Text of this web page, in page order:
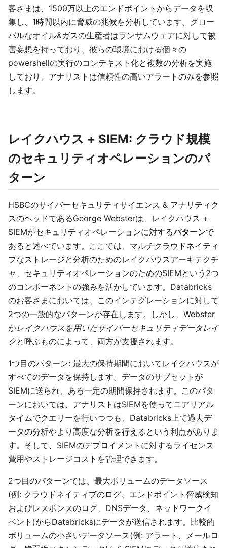
客さまは、1500万以上のエンドポイントからデータを収
集し、1時間以内に脅威の兆候を分析しています。グロー
バルなオイル&ガスの生産者はランサムウェアに対して被
害妄想を持っており、彼らの環境における個々の
powershellの実行のコンテキスト化と複数の分析を実施
しており、アナリストは信頼性の高いアラートのみを参照
します。
レイクハウス + SIEM: クラウド規模
のセキュリティオペレーションのパ
ターン
HSBCのサイバーセキュリティサイエンス & アナリティク
スのヘッドであるGeorge Websterは、レイクハウス +
SIEMがセキュリティオペレーションに対するパターンで
あると述べています。ここでは、マルチクラウドネイティ
ブなストレージと分析のためのレイクハウスアーキテクチ
ャ、セキュリティオペレーションのためのSIEMという2つ
のコンポーネントの強みを活かしています。Databricks
のお客さまにおいては、このインテグレーションに対して
2つの一般的なパターンが存在します。しかし、Webster
がレイクハウスを用いたサイバーセキュリティデータレイ
クと呼ぶものによって、両方が支援されます。
1つ目のパターン: 最大の保持期間においてレイクハウスが
すべてのデータを保持します。データのサブセットが
SIEMに送られ、ある一定の期間保持されます。このパタ
ーンにおいては、アナリストはSIEMを使ってニアリアル
タイムでクエリーを行いつつも、Databricks上で過去デ
ータの分析やより高度な分析を行えるという利点がありま
す。そして、SIEMのデプロイメントに対するライセンス
費用やストレージコストを管理できます。
2つ目のパターンでは、最大ボリュームのデータソース
(例: クラウドネイティブのログ、エンドポイント脅威検知
およびレスポンスのログ、DNSデータ、ネットワークイ
ベント)からDatabricksにデータが送信されます。比較的
ボリュームの小さいデータソース(例: アラート、メールロ